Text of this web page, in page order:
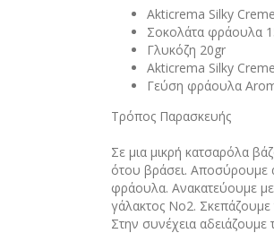
Akticrema Silky
Σοκολάτα φράουλα
Γλυκόζη 20gr
Akticrema Silky
Γεύση φράουλα
Τρόπος Παρασκευής
Σε μια μικρή κατσαρόλα
ότου βράσει. Αποσύρουμε
φράουλα. Ανακατεύουμε
γάλακτος Νο2. Σκεπάζουμε
Στην συνέχεια